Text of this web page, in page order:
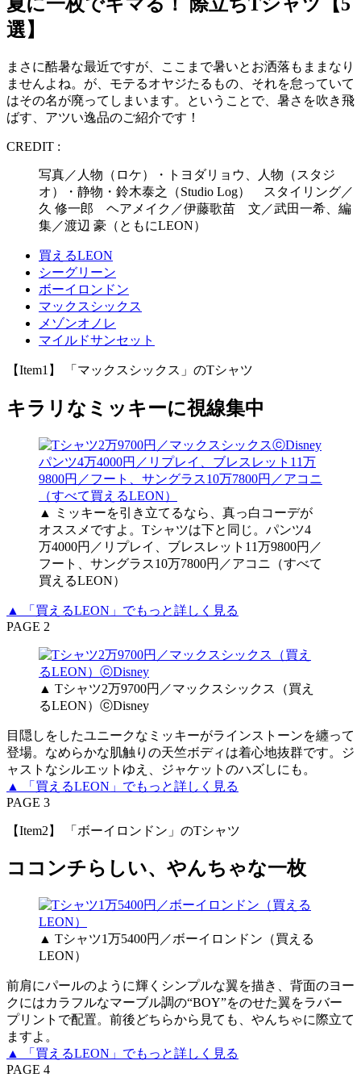
選】
まさに酷暑な最近ですが、ここまで暑いとお洒落もままなり
ませんよね。が、モテるオヤジたるもの、それを怠っていて
はその名が廃ってしまいます。ということで、暑さを吹き飛
ばす、アツい逸品のご紹介です！
CREDIT :
写真／人物（ロケ）・トヨダリョウ、人物（スタジ
オ）・静物・鈴木泰之（Studio Log） スタイリング／
久 修一郎 ヘアメイク／伊藤歌苗 文／武田一希、編
集／渡辺 豪（ともにLEON）
買えるLEON
シーグリーン
ボーイロンドン
マックスシックス
メゾンオノレ
マイルドサンセット
【Item1】 「マックスシックス」のTシャツ
キラリなミッキーに視線集中
▲ ミッキーを引き立てるなら、真っ白コーデが
オススメですよ。Tシャツは下と同じ。パンツ4
万4000円／リプレイ、ブレスレット11万9800円／
フート、サングラス10万7800円／アコニ（すべて
買えるLEON）
▲ 「買えるLEON」でもっと詳しく見る
PAGE 2
▲ Tシャツ2万9700円／マックスシックス（買え
るLEON）ⓒDisney
目隠しをしたユニークなミッキーがラインストーンを纏って
登場。なめらかな肌触りの天竺ボディは着心地抜群です。ジ
ャストなシルエットゆえ、ジャケットのハズしにも。
▲ 「買えるLEON」でもっと詳しく見る
PAGE 3
【Item2】 「ボーイロンドン」のTシャツ
ココンチらしい、やんちゃな一枚
▲ Tシャツ1万5400円／ボーイロンドン（買える
LEON）
前肩にパールのように輝くシンプルな翼を描き、背面のヨー
クにはカラフルなマーブル調の“BOY”をのせた翼をラバー
プリントで配置。前後どちらから見ても、やんちゃに際立て
ますよ。
▲ 「買えるLEON」でもっと詳しく見る
PAGE 4